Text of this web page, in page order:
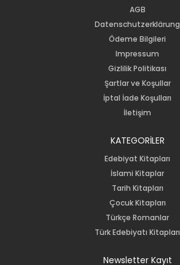
AGB
Datenschutzerklärung
Ödeme Bilgileri
Impressum
Gizlilik Politikası
Şartlar ve Koşullar
İptal İade Koşulları
İletişim
KATEGORİLER
Edebiyat Kitapları
İslami Kitaplar
Tarih Kitapları
Çocuk Kitapları
Türkçe Romanlar
Türk Edebiyatı Kitapları
Newsletter Kayıt